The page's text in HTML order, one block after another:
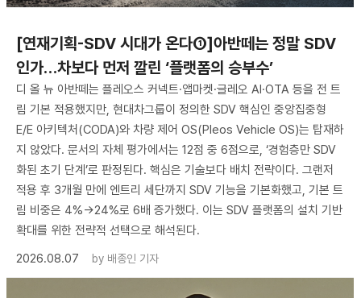
[연재기획-SDV 시대가 온다①]아반떼는 정말 SDV
인가…차보다 먼저 깔린 ‘플랫폼의 승부수’
디 올 뉴 아반떼는 플레오스 커넥트·앱마켓·글레오 AI·OTA 등을 전 트
림 기본 적용했지만, 현대차그룹이 정의한 SDV 핵심인 중앙집중형
E/E 아키텍처(CODA)와 차량 제어 OS(Pleos Vehicle OS)는 탑재하
지 않았다. 문서의 자체 평가에서는 12점 중 6점으로, ‘경험층만 SDV
화된 초기 단계’로 판정된다. 핵심은 기술보다 배치 전략이다. 그랜저
적용 후 3개월 만에 엔트리 세단까지 SDV 기능을 기본화했고, 기본 트
림 비중은 4%→24%로 6배 증가했다. 이는 SDV 플랫폼의 설치 기반
확대를 위한 전략적 선택으로 해석된다.
2026.08.07
by 배종인 기자